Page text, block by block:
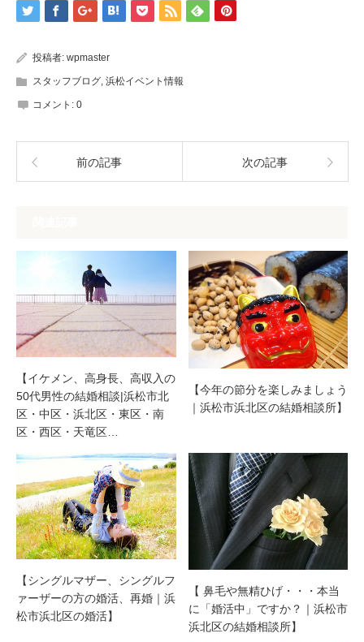
投稿者: wpmaster
スタッフブログ, 浜松イベント情報
コメント: 0
前の記事 次の記事
【イケメン、高身長、高収入の
50代男性の結婚相談|浜松市北
区・中区・浜北区・東区・南
区・西区・天竜区…
【今年の節分を楽しみましょう
｜浜松市浜北区の結婚相談所】
【シングルマザー、シングルフ
ァーザーの方の婚活、再婚｜浜
松市浜北区の婚活】
【 鼻毛や無精ひげ・・・本当
に「婚活中」ですか？｜浜松市
浜北区の結婚相談所】